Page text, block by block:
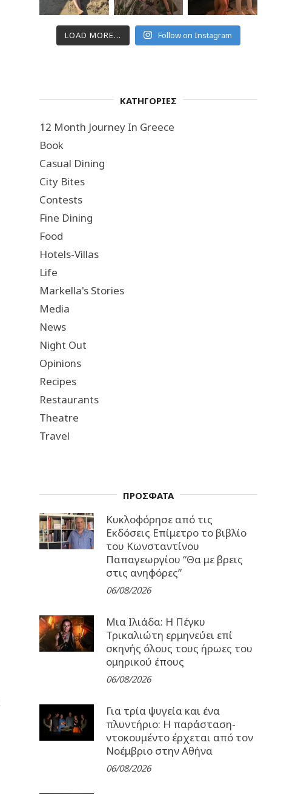
LOAD MORE... Follow on Instagram
ΚΑΤΗΓΟΡΙΕΣ
12 Month Journey In Greece
Book
Casual Dining
City Bites
Contests
Fine Dining
Food
Hotels-Villas
Life
Markella's Stories
Media
News
Night Out
Opinions
Recipes
Restaurants
Theatre
Travel
ΠΡΟΣΦΑΤΑ
Κυκλοφόρησε από τις
Εκδόσεις Επίμετρο το βιβλίο
του Κωνσταντίνου
Παπαγεωργίου “Θα με βρεις
στις ανηφόρες”
06/08/2026
Μια Ιλιάδα: H Πέγκυ
Τρικαλιώτη ερμηνεύει επί
σκηνής όλους τους ήρωες του
ομηρικού έπους
06/08/2026
Για τρία ψυγεία και ένα
πλυντήριο: Η παράσταση-
ντοκουμέντο έρχεται από τον
Νοέμβριο στην Αθήνα
06/08/2026